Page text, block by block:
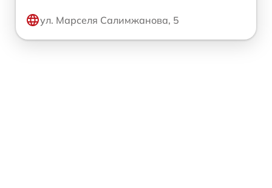
ул. Марселя Салимжанова, 5